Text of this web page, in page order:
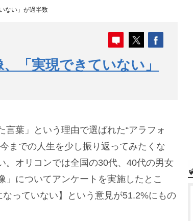
ない」が過半数
「実現できていない」
葉」という理由で選ばれた“アラフォ
までの人生を少し振り返ってみたくな
。オリコンでは全国の30代、40代の男女
」についてアンケートを実施したとこ
っていない】という意見が51.2%にもの